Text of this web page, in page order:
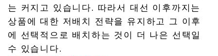
는 커지고 있습니다. 따라서 대선 이후까지는
상품에 대한 저배치 전략을 유지하고 그 이후
에 선택적으로 배치하는 것이 더 나은 선택일
수 있습니다.